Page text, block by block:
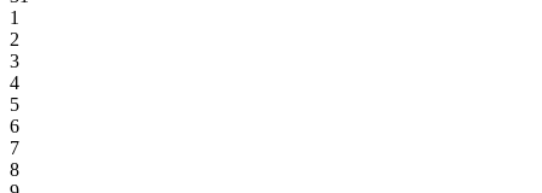
1
2
3
4
5
6
7
8